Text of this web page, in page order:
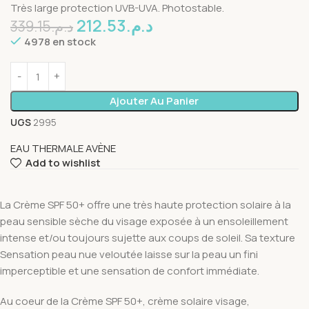
Très large protection UVB-UVA. Photostable.
د.م.339.15 د.م.212.53
4978 en stock
Ajouter Au Panier
UGS 2995
EAU THERMALE AVÈNE
Add to wishlist
La Crème SPF 50+ offre une très haute protection solaire à la
peau sensible sèche du visage exposée à un ensoleillement
intense et/ou toujours sujette aux coups de soleil. Sa texture
Sensation peau nue veloutée laisse sur la peau un fini
imperceptible et une sensation de confort immédiate.
Au coeur de la Crème SPF 50+, crème solaire visage,